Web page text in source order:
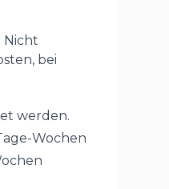
Nicht
bei
werden.
Wochen